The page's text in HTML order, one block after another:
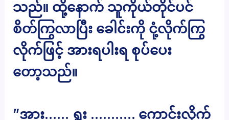
သည်။ ထို့နောက် သူကိုယ်တိုင်ပင်
စိတ်ကြွလာပြီး ခေါင်းကို ငုံ့လိုက်ကြွ
လိုက်ဖြင့် အားရပါးရ စုပ်ပေး
တော့သည်။
”အား…… ရှူး ……….. ကောင်းလိုက်